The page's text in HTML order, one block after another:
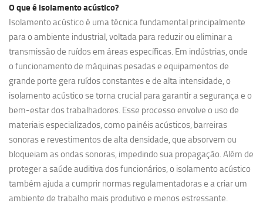
O que é isolamento acústico?
Isolamento acústico é uma técnica fundamental principalmente
para o ambiente industrial, voltada para reduzir ou eliminar a
transmissão de ruídos em áreas específicas. Em indústrias, onde
o funcionamento de máquinas pesadas e equipamentos de
grande porte gera ruídos constantes e de alta intensidade, o
isolamento acústico se torna crucial para garantir a segurança e o
bem-estar dos trabalhadores. Esse processo envolve o uso de
materiais especializados, como painéis acústicos, barreiras
sonoras e revestimentos de alta densidade, que absorvem ou
bloqueiam as ondas sonoras, impedindo sua propagação. Além de
proteger a saúde auditiva dos funcionários, o isolamento acústico
também ajuda a cumprir normas regulamentadoras e a criar um
ambiente de trabalho mais produtivo e menos estressante.